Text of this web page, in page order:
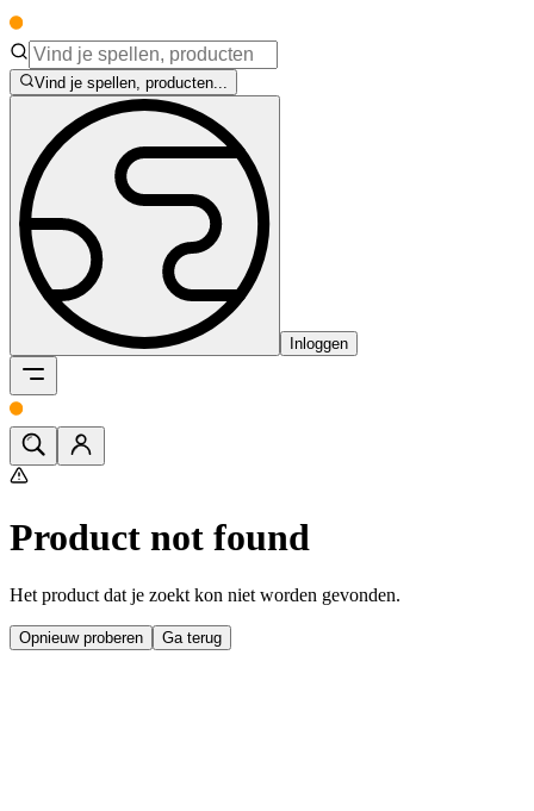
Vind je spellen, producten...
Inloggen
Product not found
Het product dat je zoekt kon niet worden gevonden.
Opnieuw proberen Ga terug